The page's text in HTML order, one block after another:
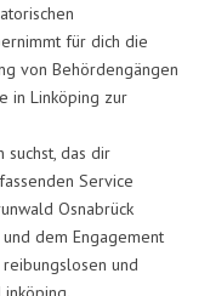
für dich die
von Behördengängen
in Linköping zur
suchst, das dir
Service
Osnabrück
dem Engagement
und